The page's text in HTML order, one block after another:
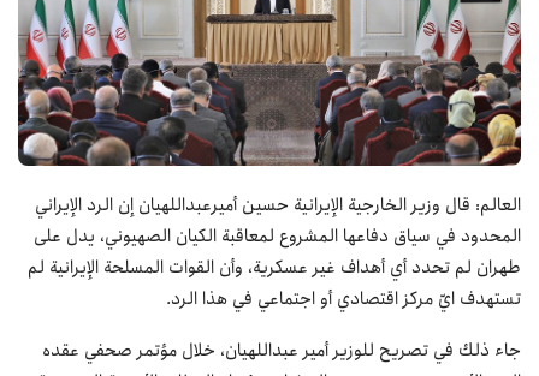
العالم: قال وزير الخارجية الإيرانية حسين أميرعبداللهيان إن الرد الإيراني
المحدود في سياق دفاعها المشروع لمعاقبة الكيان الصهيوني، يدل على
طهران لم تحدد أي أهداف غير عسكرية، وأن القوات المسلحة الإيرانية لم
تستهدف ايّ مركز اقتصادي أو اجتماعي في هذا الرد.
جاء ذلك في تصريح للوزير أمير عبداللهيان، خلال مؤتمر صحفي عقده